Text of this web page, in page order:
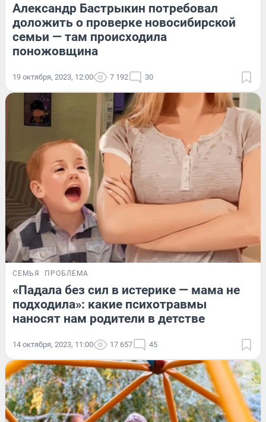
Александр Бастрыкин потребовал
доложить о проверке новосибирской
семьи — там происходила
поножовщина
19 октября, 2023, 12:00 7 192 30
СЕМЬЯ ПРОБЛЕМА
«Падала без сил в истерике — мама не
подходила»: какие психотравмы
наносят нам родители в детстве
14 октября, 2023, 11:00 17 657 45